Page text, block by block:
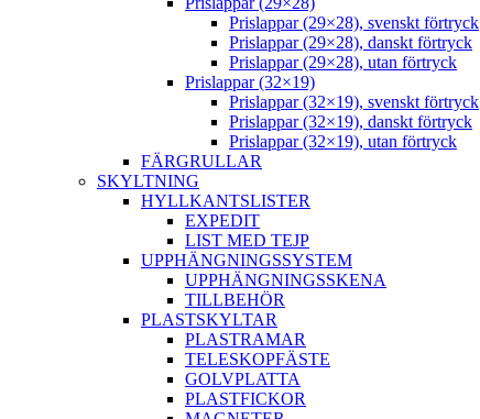
Prislappar (29×28), svenskt förtryck
Prislappar (29×28), danskt förtryck
Prislappar (29×28), utan förtryck
Prislappar (32×19)
Prislappar (32×19), svenskt förtryck
Prislappar (32×19), danskt förtryck
Prislappar (32×19), utan förtryck
FÄRGRULLAR
SKYLTNING
HYLLKANTSLISTER
EXPEDIT
LIST MED TEJP
UPPHÄNGNINGSSYSTEM
UPPHÄNGNINGSSKENA
TILLBEHÖR
PLASTSKYLTAR
PLASTRAMAR
TELESKOPFÄSTE
GOLVPLATTA
PLASTFICKOR